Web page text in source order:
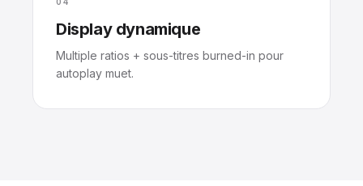
Display dynamique
Multiple ratios + sous-titres burned-in pour
autoplay muet.